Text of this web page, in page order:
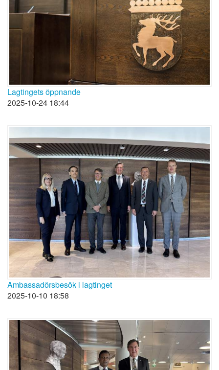
Lagtingets öppnande
2025-10-24 18:44
Ambassadörsbesök i lagtinget
2025-10-10 18:58